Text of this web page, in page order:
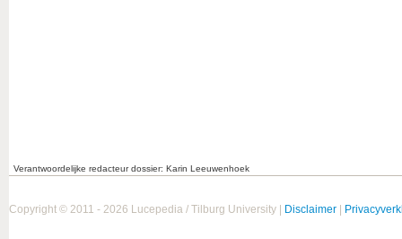
Verantwoordelijke redacteur dossier: Karin Leeuwenhoek
Copyright © 2011 - 2026 Lucepedia / Tilburg University | Disclaimer